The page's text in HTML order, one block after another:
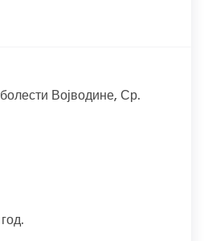
Војводине, Ср.